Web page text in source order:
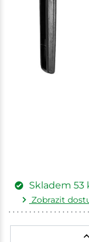
Skladem 53
Zobrazit